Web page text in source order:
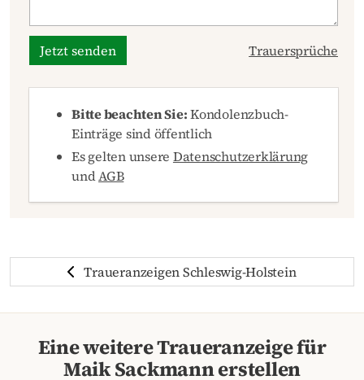
Jetzt senden Trauersprüche
Bitte beachten Sie:Kondolenzbuch-
Einträge sind öffentlich
Es gelten unsere Datenschutzerklärung
undAGB
Traueranzeigen Schleswig-Holstein
Eine weitere Traueranzeige für
Maik Sackmann erstellen